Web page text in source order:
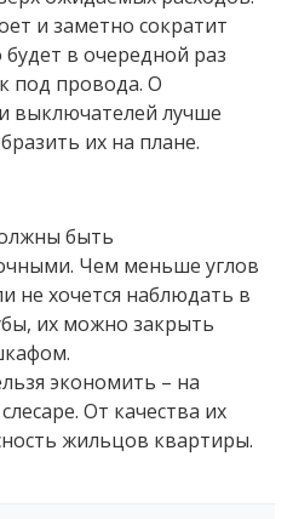
и заметно сократит
в очередной раз
под провода. О
выключателей лучше
их на плане.
быть
Чем меньше углов
не хочется наблюдать в
их можно закрыть
экономить – на
От качества их
жильцов квартиры.